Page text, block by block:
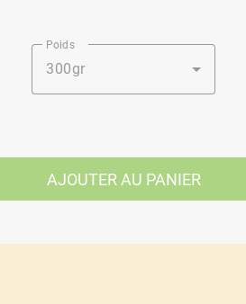
Poids
300gr
AJOUTER AU PANIER